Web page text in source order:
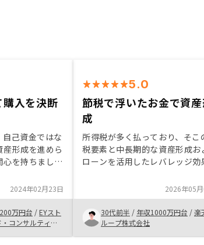
入を決断
己資金ではな
産形成を進めら
を持ちまし
すが、借入返済
に自己資産は
います。 営業
足してrenosy
た。投資利回り
2024年02月23日
万円台 /EYスト
コンサルティン
5.0
節税で浮いたお金で資
成
所得税が多く払っており、そこ
税要素と中長期的な資産形成お
ローンを活用したレバレッジ効
ローもそこまで大きくなく節税
金も賄える上、将来の売却もあ
度見通しやすいためありがたい
す。
2026年05
30代前半 / 年収1000万円台 /楽
ループ株式会社